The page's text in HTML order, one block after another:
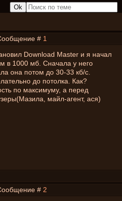
# 1
Download Master и я начал
в 1000 мб. Сначала у него
она потом до 30-33 кб/с.
до потолка. Как?
по максимуму, а перед
майл-агент, ася)
# 2